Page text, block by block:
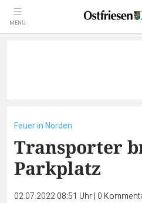
MENÜ
Feuer in Norden
Transporter
Parkplatz
02.07.2022 08:51 Uhr| 0